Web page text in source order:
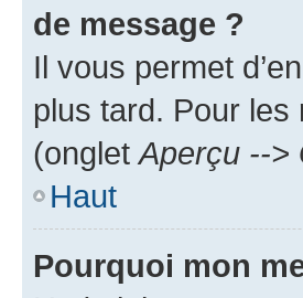
de message ?
Il vous permet
plus tard. Pour les
(onglet Aperçu -->
Haut
Pourquoi mon